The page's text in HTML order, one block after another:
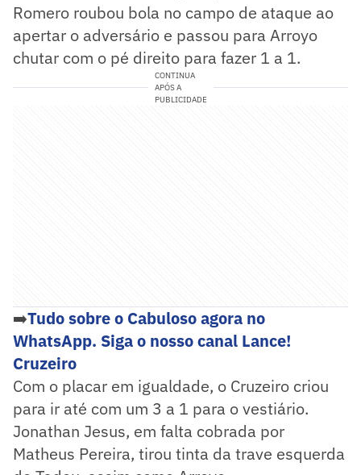
Romero roubou bola no campo de ataque ao
apertar o adversário e passou para Arroyo
chutar com o pé direito para fazer 1 a 1.
CONTINUA
APÓS A
PUBLICIDADE
➡️Tudo sobre o Cabuloso agora no
WhatsApp. Siga o nosso canal Lance!
Cruzeiro
Com o placar em igualdade, o Cruzeiro criou
para ir até com um 3 a 1 para o vestiário.
Jonathan Jesus, em falta cobrada por
Matheus Pereira, tirou tinta da trave esquerda